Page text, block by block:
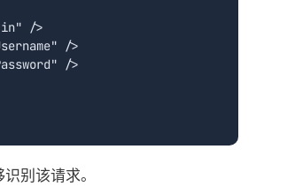
in" />
/>
/>
别该请求。